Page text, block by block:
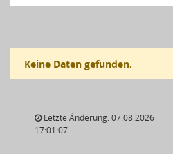
Keine Daten gefunden.
Letzte Änderung: 07.08.2026
17:01:07